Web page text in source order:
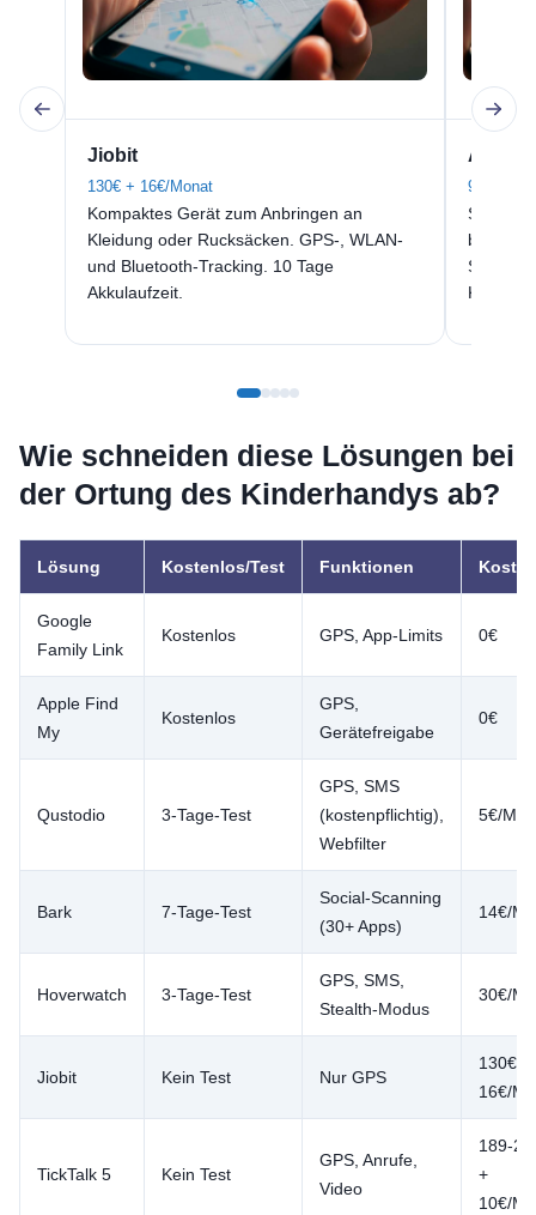
Jiobit
130€ + 16€/Monat
Kompaktes Gerät zum Anbringen an
Kleidung oder Rucksäcken. GPS-, WLAN-
und Bluetooth-Tracking. 10 Tage
Akkulaufzeit.
99€ +
Wie schneiden diese Lösungen bei
der Ortung des Kinderhandys ab?
Lösung Kostenlos/Test Funktionen Kosten
Google
Family Link
Kostenlos GPS, App-Limits 0€
Apple Find
My
Kostenlos
GPS,
Gerätefreigabe
0€
Qustodio 3-Tage-Test
GPS, SMS
(kostenpflichtig),
Webfilter
5€/
Bark 7-Tage-Test
Social-Scanning
(30+ Apps)
14€/
Hoverwatch 3-Tage-Test
GPS, SMS,
Stealth-Modus
30€/
Jiobit Kein Test Nur GPS
130€ +
16€/
TickTalk 5 Kein Test
GPS, Anrufe,
Video
189-
+
10€/